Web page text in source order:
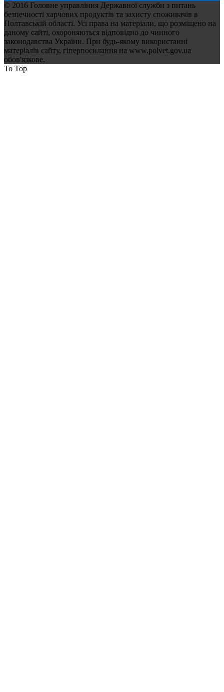
© 2016 Головне управління Державної служби з питань
безпечності харчових продуктів та захисту споживачів в
Полтавській області. Усі права на матеріали, що розміщено на
даному сайті, охороняються відповідно до чинного
законодавства України. При будь-якому використанні
матеріалів сайту, гіперпосилання на www.polvet.gov.ua
обов'язкове.
To Top